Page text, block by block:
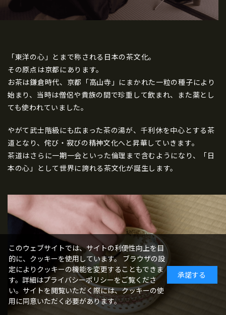
「東洋の心」とまで称される日本の茶文化。
その原点は京都にあります。
お茶は鎌倉時代、京都「高山寺」にまかれた一粒の種子により
始まり、当時は僧侶や貴族の間で珍重して飲まれ、また薬とし
ても使われていました。
やがて武士階級にも広まった茶の湯が、千利休を中心とする茶
道となり、侘び・寂びの精神文化へと昇華していきます。
茶道はさらに一期一会といった倫理まで含むようになり、「日
本の心」として世界に誇れる茶文化が誕生します。
このウェブサイトでは、サイトの利便性向上を目
的に、クッキーを使用しています。 ブラウザの設
定によりクッキーの機能を変更することもできま
す。詳細はプライバシーポリシーをご覧くださ
い。サイトを閲覧いただく際には、クッキーの使
用に同意いただく必要があります。
承諾する